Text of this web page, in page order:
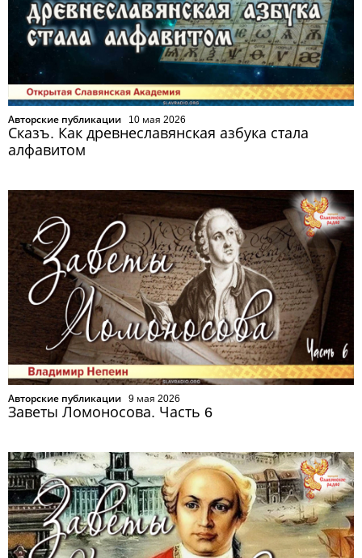
Авторские публикации 10 мая 2026
Сказъ. Как древнеславянская азбука стала
алфавитом
Авторские публикации 9 мая 2026
Заветы Ломоносова. Часть 6